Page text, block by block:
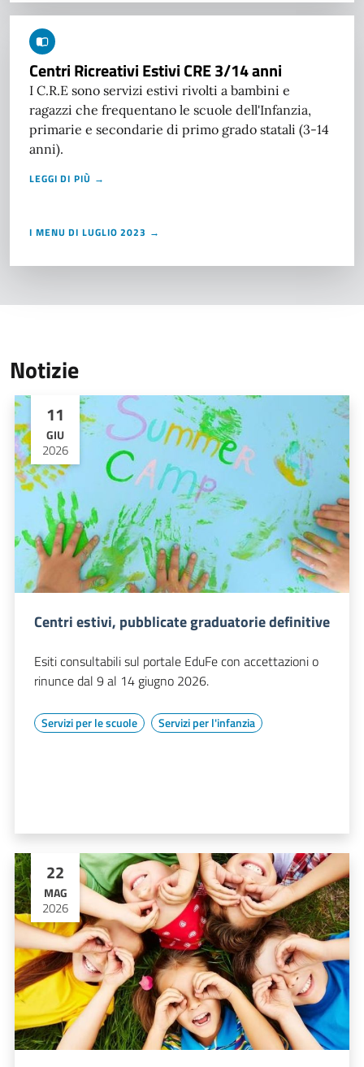
Centri Ricreativi Estivi CRE 3/14 anni
I C.R.E sono servizi estivi rivolti a bambini e
ragazzi che frequentano le scuole dell'Infanzia,
primarie e secondarie di primo grado statali (3-14
anni).
LEGGI DI PIÙ →
I MENU DI LUGLIO 2023 →
Notizie
11
GIU
2026
Centri estivi, pubblicate graduatorie definitive
Esiti consultabili sul portale EduFe con accettazioni o
rinunce dal 9 al 14 giugno 2026.
Servizi per le scuole Servizi per l'infanzia
22
MAG
2026